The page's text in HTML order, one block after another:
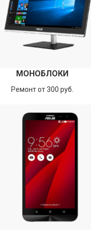
МОНОБЛОКИ
Ремонт от 300 руб.